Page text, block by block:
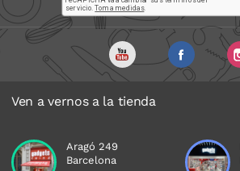
Ven a vernos a la tienda
Aragó 249
Barcelona